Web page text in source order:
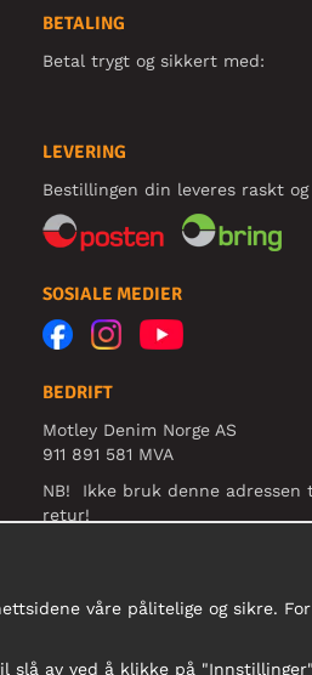
BETALING
Betal trygt og sikkert med:
LEVERING
Bestillingen din leveres raskt
SOSIALE MEDIER
BEDRIFT
Motley Denim Norge AS
911 891 581 MVA
NB! Ikke bruk denne adressen
retur!
våre pålitelige og sikre.
slå av ved å klikke på